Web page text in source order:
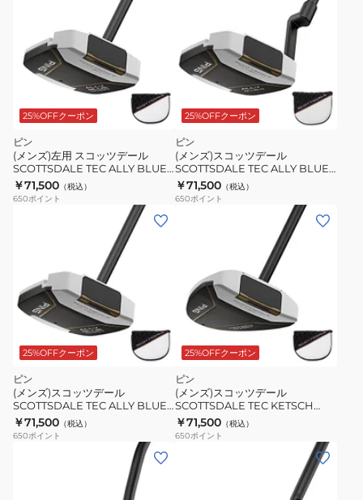
25%OFFクーポン
ピン
(メンズ)左用 スコッツデール
SCOTTSDALE TEC ALLY BLUE
ONSET パター(ロフト3度)オリジ
ナルシャフト
￥71,500 （税込）
650ポイント
25%OFFクーポン
ピン
(メンズ)スコッツデール
SCOTTSDALE TEC ALLY BLUE
H パター(ロフト3度)オリジナルシ
ャフト
￥71,500 （税込）
650ポイント
25%OFFクーポン
ピン
(メンズ)スコッツデール
SCOTTSDALE TEC ALLY BLUE
ONSET CB パター(ロフト3度)オ
リジナルシャフト
￥71,500 （税込）
650ポイント
25%OFFクーポン
ピン
(メンズ)スコッツデール
SCOTTSDALE TEC KETSCH
ONSET パター(ロフト3度)オリジ
ナルシャフト
￥71,500 （税込）
650ポイント